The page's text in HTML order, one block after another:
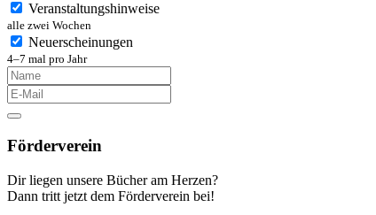
Veranstaltungshinweise
alle zwei Wochen
Neuerscheinungen
4–7 mal pro Jahr
Förderverein
Dir liegen unsere Bücher am Herzen?
Dann tritt jetzt dem Förderverein bei!